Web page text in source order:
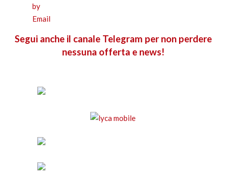
Segui anche il canale Telegram per non perdere
nessuna offerta e news!